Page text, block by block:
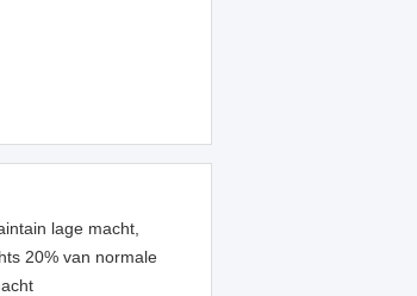
lage macht,
20% van normale